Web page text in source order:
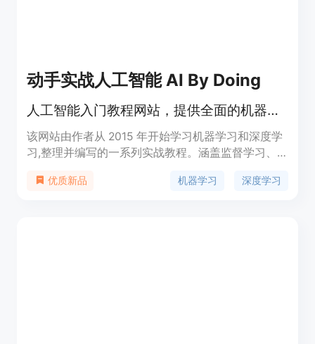
动手实战人工智能 AI By Doing
人工智能入门教程网站，提供全面的机器学习与深度学习知识。
该网站由作者从 2015 年开始学习机器学习和深度学
习,整理并编写的一系列实战教程。涵盖监督学习、
有代码实现,旨在帮助初学者全面掌握人工智能的基
优质新品 机器学习 深度学习